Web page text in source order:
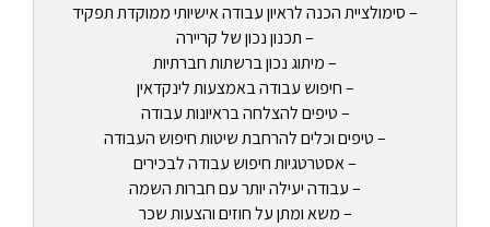
– סימולציית הכנה לראיון עבודה אישיותי ממוקדת תפקיד
– תכנון נכון של קריירה
– מיתוג נכון ברשתות חברתיות
– חיפוש עבודה באמצעות לינקדאין
– טיפים להצלחה בראיונות עבודה
– טיפים וכלים להרחבת שיטות חיפוש העבודה
– אסטרטגיות חיפוש עבודה לבכירים
– עבודה יעילה יותר עם חברות השמה
– משא ומתן על חוזים והצעות שכר